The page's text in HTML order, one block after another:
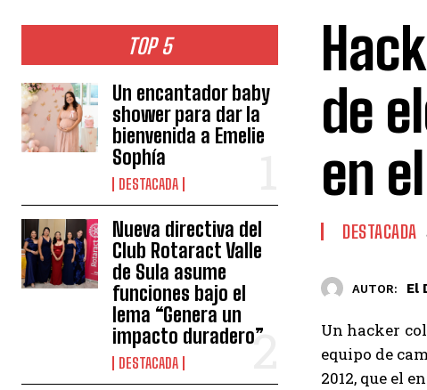
TOP 5
Un encantador baby
shower para dar la
bienvenida a Emelie
Sophía
DESTACADA
Nueva directiva del
Club Rotaract Valle
de Sula asume
funciones bajo el
lema “Genera un
impacto duradero”
DESTACADA
de
en
DESTACADA
AUTOR: El
Un hacker
equipo de
2012, que el